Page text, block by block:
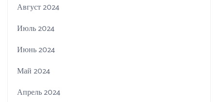
Август 2024
Июль 2024
Июнь 2024
Май 2024
Апрель 2024